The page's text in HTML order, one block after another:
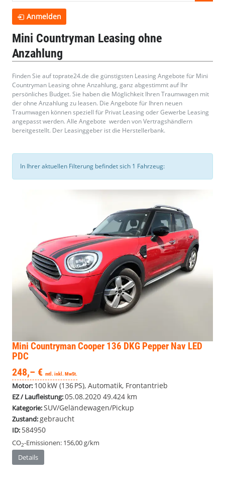
Mini Countryman Leasing ohne
Anzahlung
Finden Sie auf toprate24.de die günstigsten Leasing Angebote für Mini
Countryman Leasing ohne Anzahlung, ganz abgestimmt auf Ihr
persönliches Budget. Sie haben die Möglichkeit Ihren Traumwagen mit
der ohne Anzahlung zu leasen. Die Angebote für Ihren neuen
Traumwagen können speziell für Privat Leasing oder Gewerbe Leasing
angepasst werden. Alle Angebote werden von Vertragshändlern
bereitgestellt. Der Leasinggeber ist die Herstellerbank.
In Ihrer aktuellen Filterung befindet sich 1 Fahrzeug:
Mini CountrymanCooper 136 DKG Pepper Nav LED
PDC
248,– € mtl. inkl. MwSt.
Motor: 100 kW (136 PS), Automatik, Frontantrieb
EZ / Laufleistung:05.08.2020 49.424 km
Kategorie:SUV/Geländewagen/Pickup
Zustand:gebraucht
ID: 584950
CO2-Emissionen: 156,00 g/km
Details
Anmelden